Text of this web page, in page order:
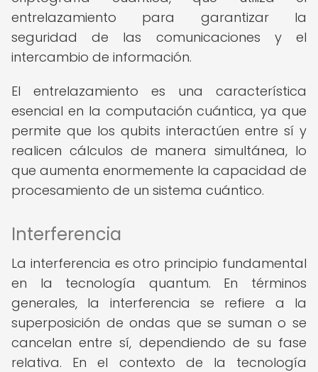
entrelazamiento para garantizar la
seguridad de las comunicaciones y el
intercambio de información.
El entrelazamiento es una característica
esencial en la computación cuántica, ya que
permite que los qubits interactúen entre sí y
realicen cálculos de manera simultánea, lo
que aumenta enormemente la capacidad de
procesamiento de un sistema cuántico.
Interferencia
La interferencia es otro principio fundamental
en la tecnología quantum. En términos
generales, la interferencia se refiere a la
superposición de ondas que se suman o se
cancelan entre sí, dependiendo de su fase
relativa. En el contexto de la tecnología